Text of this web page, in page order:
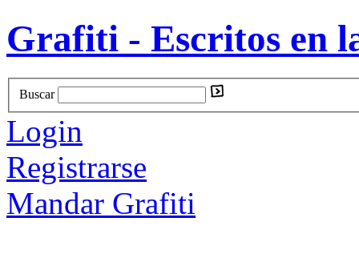
Grafiti - Escritos en
Buscar
Login
Registrarse
Mandar Grafiti